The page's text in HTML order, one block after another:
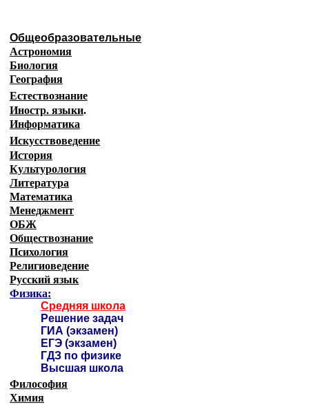
Общеобразовательные
Астрономия
Биология
География
Естествознание
Иностр. языки.
Информатика
Искусствоведение
История
Культурология
Литература
Математика
Менеджмент
ОБЖ
Обществознание
Психология
Религиоведение
Русский язык
Физика:
Средняя школа
Решение задач
ГИА (экзамен)
ЕГЭ (экзамен)
ГДЗ по физике
Высшая школа
Философия
Химия